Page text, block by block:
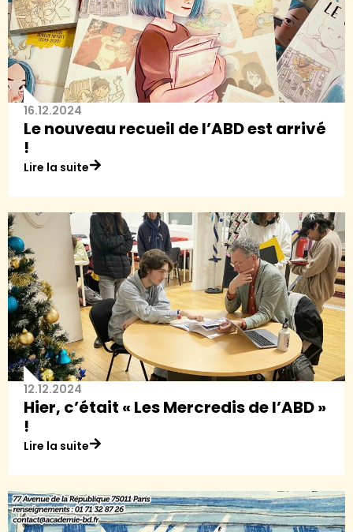
16.12.2024
Le nouveau recueil de l’ABD est arrivé
!
Lire la suite
12.12.2024
Hier, c’était « Les Mercredis de l’ABD »
!
Lire la suite